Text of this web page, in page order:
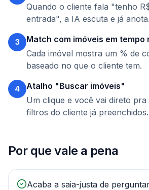
Quando o cliente fala "tenho
entrada", a IA escuta e já anota.
3
Match com imóveis em tempo
Cada imóvel mostra um % de
baseado no que o cliente tem.
4
Atalho "Buscar imóveis"
Um clique e você vai direto
filtros do cliente já preenchidos.
Por que vale a pena
Acaba a saia-justa de